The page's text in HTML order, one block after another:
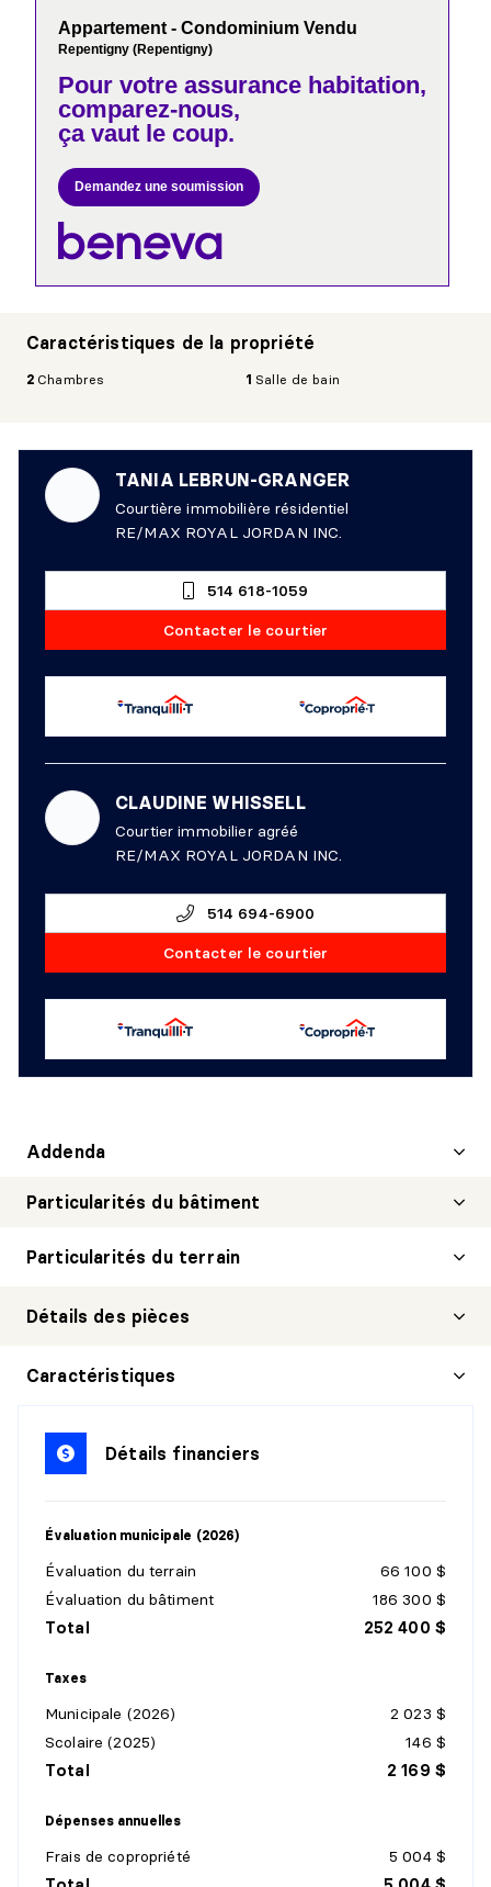
Appartement - Condominium Vendu
Repentigny (Repentigny)
Pour votre assurance habitation,
comparez-nous,
ça vaut le coup.
Demandez une soumission
Caractéristiques de la propriété
2 Chambres 1 Salle de bain
TANIA LEBRUN-GRANGER
Courtière immobilière résidentiel
RE/MAX ROYAL JORDAN INC.
514 618-1059
Contacter le courtier
CLAUDINE WHISSELL
Courtier immobilier agréé
RE/MAX ROYAL JORDAN INC.
514 694-6900
Contacter le courtier
Addenda
Particularités du bâtiment
Particularités du terrain
Détails des pièces
HALL D'ENTRÉE/VESTIBULE
Dimensions :
7'9" X 8'8" irr.
Revêtement :
CUISINE
Niveau :1er niveau/RDC
Dimensions :
SALON
Niveau :
Revêtement :Plancher flottant
Caractéristiques
Détails financiers
Évaluation municipale (2026)
Évaluation du terrain
66 100 $
Évaluation du bâtiment
186 300 $
Total 252 400 $
Taxes
Municipale (2026)
2 023 $
Scolaire (2025)
146 $
Total 2 169 $
Dépenses annuelles
Frais de copropriété 5 004 $